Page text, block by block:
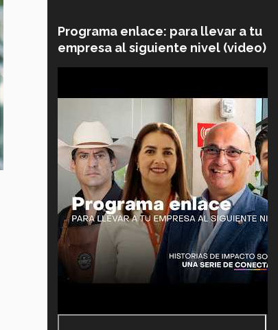
Programa enlace: para llevar a tu
empresa al siguiente nivel (video)